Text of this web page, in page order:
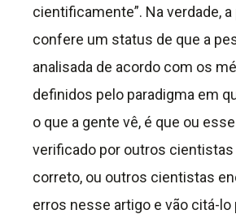
cientificamente”. Na verdade,
confere um status de que a
analisada de acordo com os
definidos pelo paradigma em
o que a gente vê, é que ou
verificado por outros
correto, ou outros cientistas
erros nesse artigo e vão citá-lo